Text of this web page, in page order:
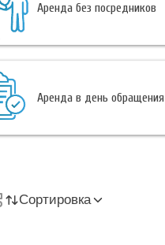
Аренда без посредников
Аренда в день обращения
Сортировка